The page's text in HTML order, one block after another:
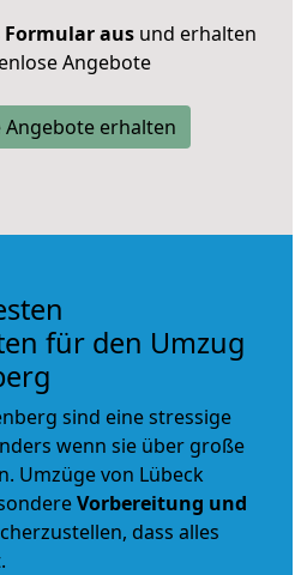
Formular ausund erhalten
Angebote
Angebote erhalten
für den Umzug
sind eine stressige
wenn sie über große
Umzüge von Lübeck
Vorbereitung und
dass alles